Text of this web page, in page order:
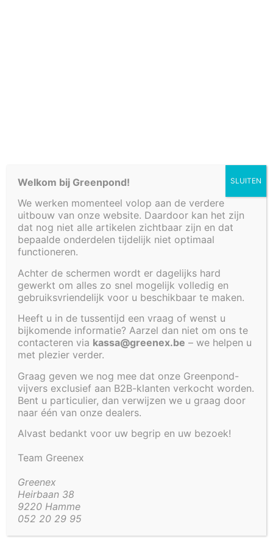
Om de beste ervaringen te bieden, gebruiken wij technologieën zoals
cookies om informatie over je apparaat op te slaan en/of te raadplegen.
Door in te stemmen met deze technologieën kunnen wij gegevens zoals
Fonteinbakken
Plantenfilters met waterval
Vijvers
Decoratieve afwerkingen
Watertafels
Cookiebeleid (EU)
WATERTAFEL
150 X 150 X
45 CM
TEST
LABEL
527,57
Welkom bij Greenpond!
We werken momenteel volop aan de verdere
uitbouw van onze website. Daardoor kan het zijn
dat nog niet alle artikelen zichtbaar zijn en dat
bepaalde onderdelen tijdelijk niet optimaal
functioneren.
Achter de schermen wordt er dagelijks hard
gewerkt om alles zo snel mogelijk volledig en
gebruiksvriendelijk voor u beschikbaar te maken.
Heeft u in de tussentijd een vraag of wenst u
bijkomende informatie? Aarzel dan niet om ons te
contacteren via kassa@greenex.be – we helpen u
met plezier verder.
Graag geven we nog mee dat onze Greenpond-
vijvers exclusief aan B2B-klanten verkocht worden.
Bent u particulier, dan verwijzen we u graag door
naar één van onze dealers.
Alvast bedankt voor uw begrip en uw bezoek!
Team Greenex
Greenex
Heirbaan 38
9220 Hamme
052 20 29 95
SLUITEN